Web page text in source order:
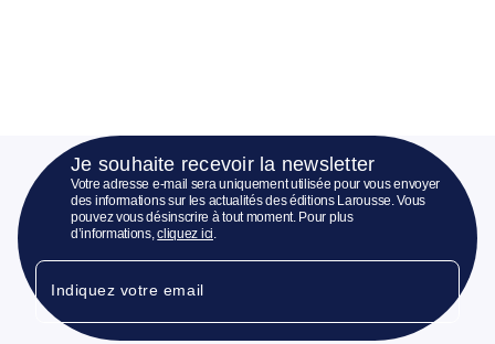
Je souhaite recevoir la newsletter
Votre adresse e-mail sera uniquement utilisée pour vous envoyer
des informations sur les actualités des éditions Larousse. Vous
pouvez vous désinscrire à tout moment. Pour plus
d’informations,cliquez ici
Indiquez votre email